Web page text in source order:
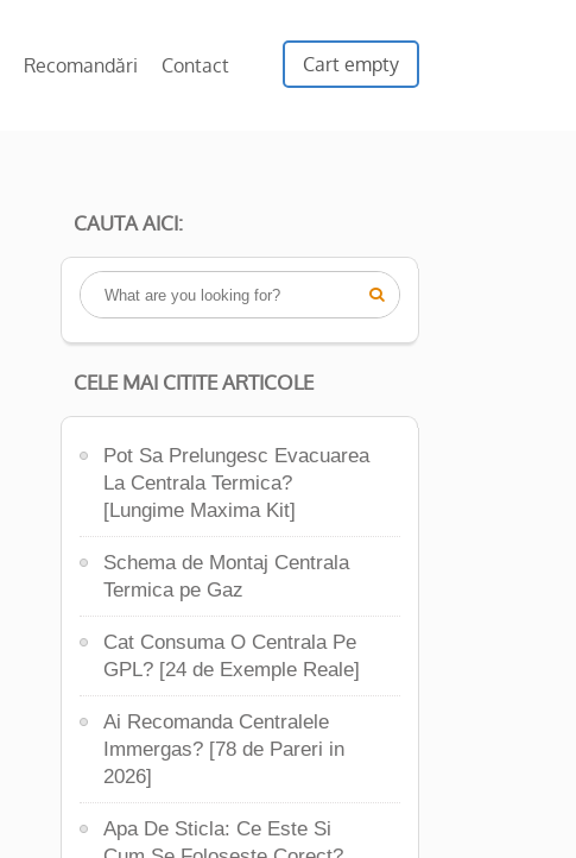
Cart empty
Recomandări Contact
CAUTA AICI:

CELE MAI CITITE ARTICOLE
Pot Sa Prelungesc Evacuarea
La Centrala Termica?
[Lungime Maxima Kit]
Schema de Montaj Centrala
Termica pe Gaz
Cat Consuma O Centrala Pe
GPL? [24 de Exemple Reale]
Ai Recomanda Centralele
Immergas? [78 de Pareri in
2026]
Apa De Sticla: Ce Este Si